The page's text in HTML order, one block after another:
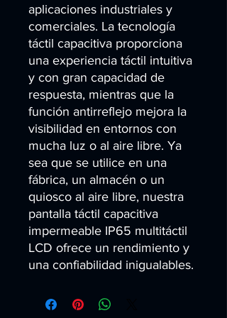
aplicaciones industriales y
comerciales. La tecnología
táctil capacitiva proporciona
una experiencia táctil intuitiva
y con gran capacidad de
respuesta, mientras que la
función antirreflejo mejora la
visibilidad en entornos con
mucha luz o al aire libre. Ya
sea que se utilice en una
fábrica, un almacén o un
quiosco al aire libre, nuestra
pantalla táctil capacitiva
impermeable IP65 multitáctil
LCD ofrece un rendimiento y
una confiabilidad inigualables.